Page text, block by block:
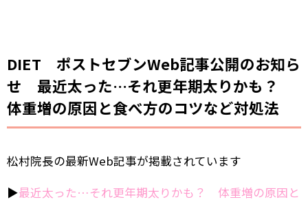
DIET ポストセブンWeb記事公開のお知ら
せ 最近太った…それ更年期太りかも？
体重増の原因と食べ方のコツなど対処法
松村院長の最新Web記事が掲載されています
▶︎最近太った…それ更年期太りかも？ 体重増の原因と